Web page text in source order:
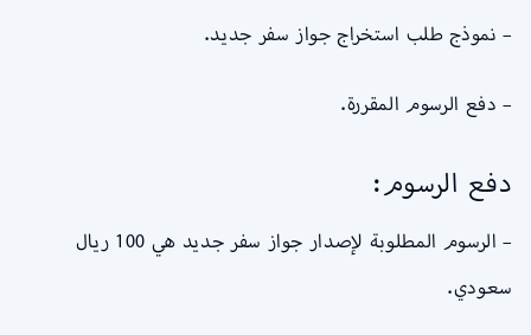
– نموذج طلب استخراج جواز سفر جديد.
– دفع الرسوم المقررة.
دفع الرسوم:
– الرسوم المطلوبة لإصدار جواز سفر جديد هي 100 ريال
سعودي.